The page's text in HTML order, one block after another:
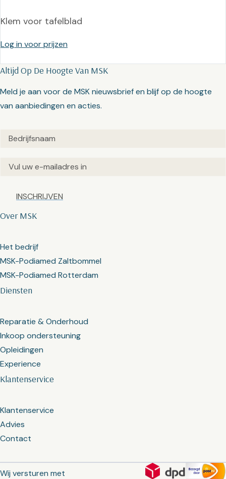
Klem voor tafelblad
Log in voor prijzen
Klantenservice
Klantenservice
Advies
Contact
Diensten
Reparatie & Onderhoud
Inkoop ondersteuning
Opleidingen
Experience
Over MSK
Het bedrijf
MSK-Podiamed Zaltbommel
MSK-Podiamed Rotterdam
Altijd Op De Hoogte Van MSK
Meld je aan voor de MSK nieuwsbrief en blijf op de hoogte
van aanbiedingen en acties.
Untitled(Vereist)
Email(Vereist)
Captcha
Wij versturen met